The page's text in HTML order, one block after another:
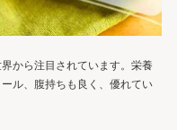
から注目されています。栄養
ル、腹持ちも良く、優れてい